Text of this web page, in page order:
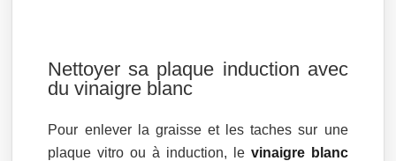
Nettoyer sa plaque induction avec
du vinaigre blanc
Pour enlever la graisse et les taches sur une
plaque vitro ou à induction, le vinaigre blanc